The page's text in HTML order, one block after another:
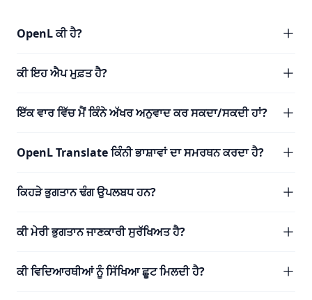
OpenL ਕੀ ਹੈ?
ਕੀ ਇਹ ਐਪ ਮੁਫ਼ਤ ਹੈ?
ਇੱਕ ਵਾਰ ਵਿੱਚ ਮੈਂ ਕਿੰਨੇ ਅੱਖਰ ਅਨੁਵਾਦ ਕਰ ਸਕਦਾ/ਸਕਦੀ ਹਾਂ?
OpenL Translate ਕਿੰਨੀ ਭਾਸ਼ਾਵਾਂ ਦਾ ਸਮਰਥਨ ਕਰਦਾ ਹੈ?
ਕਿਹੜੇ ਭੁਗਤਾਨ ਢੰਗ ਉਪਲਬਧ ਹਨ?
ਕੀ ਮੇਰੀ ਭੁਗਤਾਨ ਜਾਣਕਾਰੀ ਸੁਰੱਖਿਅਤ ਹੈ?
ਕੀ ਵਿਦਿਆਰਥੀਆਂ ਨੂੰ ਸਿੱਖਿਆ ਛੂਟ ਮਿਲਦੀ ਹੈ?